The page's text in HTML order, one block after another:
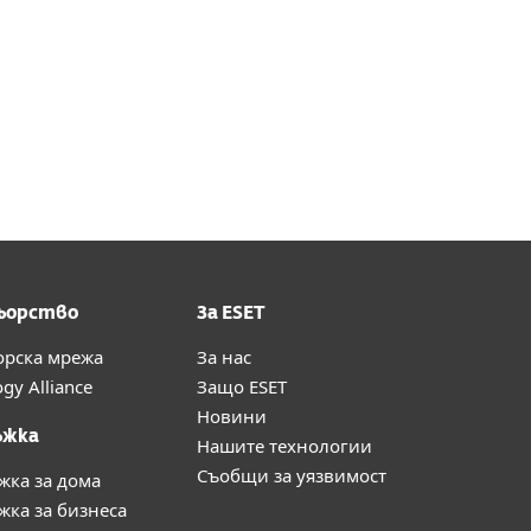
мрежа
Alliance
за дома
за бизнеса
За ESET
За нас
Защо ESET
Новини
Нашите технологии
Съобщи за уязвимост